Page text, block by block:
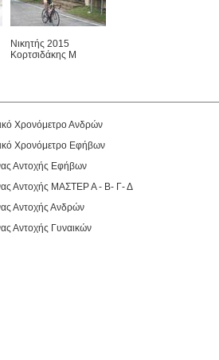
Νικητής 2015
Κορτσιδάκης Μ
Χρονόμετρο Ανδρών
Χρονόμετρο Εφήβων
Αντοχής Εφήβων
Αντοχής ΜΑΣΤΕΡ Α - Β- Γ- Δ
Αντοχής Ανδρών
Αντοχής Γυναικών